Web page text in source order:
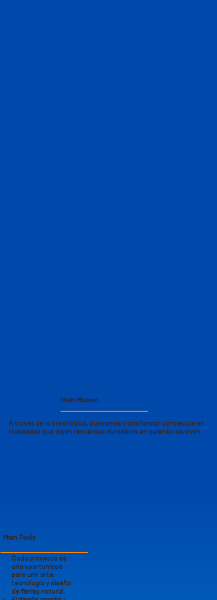
A través de la creatividad, buscamos transformar conceptos en
realidades que dejan recuerdos duraderos en quienes las viven.
Main Mission
Main Tools
Cada proyecto es
una oportunidad
para unir arte,
tecnología y diseño
de forma natural.
1 [ARTE]